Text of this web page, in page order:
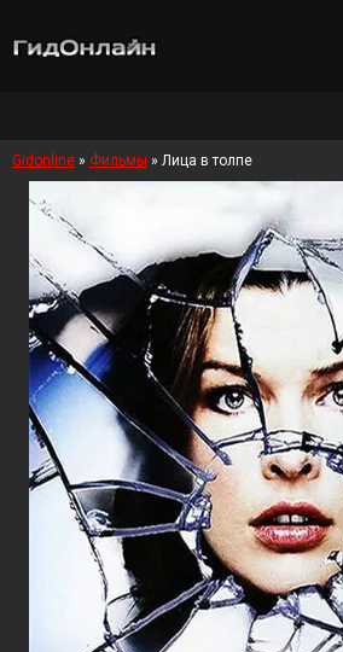
Gidonline » Фильмы » Лица в толпе